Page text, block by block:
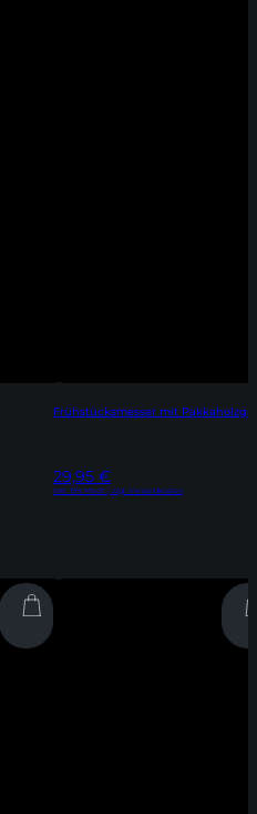
Frühstücksmesser mit
29,95 €
Inkl. 19% MwSt | zzgl. Versandkosten